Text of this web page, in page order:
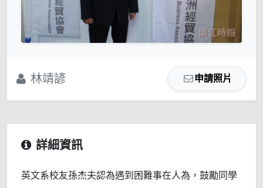
林靖諺 申請照片
詳細資訊
英文系校友孫杰夫認為遇到困難事在人為，鼓勵同學